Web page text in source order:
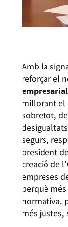
Amb la
reforçar el
millorant el
sobretot,
segurs,
president
creació de
empreses
perquè
normativa,
més justes,